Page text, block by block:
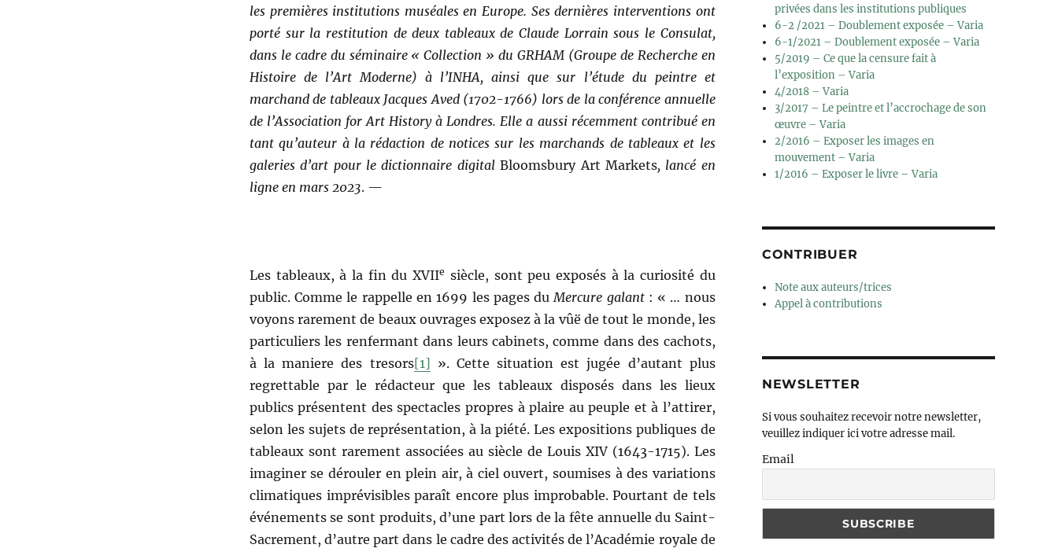
les premières institutions muséales en Europe. Ses dernières interventions ont
porté sur la restitution de deux tableaux de Claude Lorrain sous le Consulat,
dans le cadre du séminaire « Collection » du GRHAM (Groupe de Recherche en
Histoire de l’Art Moderne) à l’INHA, ainsi que sur l’étude du peintre et
marchand de tableaux Jacques Aved (1702-1766) lors de la conférence annuelle
de l’Association for Art History à Londres. Elle a aussi récemment contribué en
tant qu’auteur à la rédaction de notices sur les marchands de tableaux et les
galeries d’art pour le dictionnaire digitalBloomsbury Art Markets, lancé en
ligne en mars 2023. —
Les tableaux, à la fin du XVIIe siècle, sont peu exposés à la curiosité du
public. Comme le rappelle en 1699 les pages du Mercure galant: « … nous
voyons rarement de beaux ouvrages exposez à la vûë de tout le monde, les
particuliers les renfermant dans leurs cabinets, comme dans des cachots,
à la maniere des tresors[1] ». Cette situation est jugée d’autant plus
regrettable par le rédacteur que les tableaux disposés dans les lieux
publics présentent des spectacles propres à plaire au peuple et à l’attirer,
selon les sujets de représentation, à la piété. Les expositions publiques de
tableaux sont rarement associées au siècle de Louis XIV (1643-1715). Les
imaginer se dérouler en plein air, à ciel ouvert, soumises à des variations
climatiques imprévisibles paraît encore plus improbable. Pourtant de tels
événements se sont produits, d’une part lors de la fête annuelle du Saint-
Sacrement, d’autre part dans le cadre des activités de l’Académie royale de
privées dans les institutions publiques
6-2 /2021 – Doublement exposée – Varia
6-1/2021 – Doublement exposée – Varia
5/2019 – Ce que la censure fait à
l’exposition – Varia
4/2018 – Varia
3/2017 – Le peintre et l’accrochage de son
œuvre – Varia
2/2016 – Exposer les images en
mouvement – Varia
1/2016 – Exposer le livre – Varia
CONTRIBUER
Note aux auteurs/trices
Appel à contributions
NEWSLETTER
Si vous souhaitez recevoir notre newsletter,
veuillez indiquer ici votre adresse mail.
Email